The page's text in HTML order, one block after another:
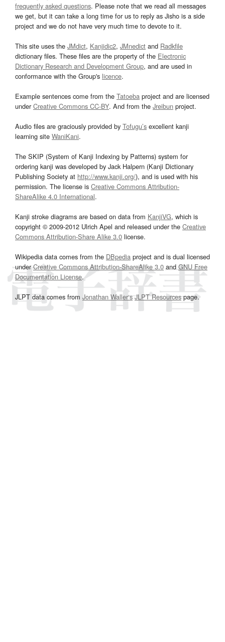
frequently asked questions. Please note that we read all messages
we get, but it can take a long time for us to reply as Jisho is a side
project and we do not have very much time to devote to it.
This site uses the JMdict, Kanjidic2, JMnedict and Radkfile
dictionary files. These files are the property of the Electronic
Dictionary Research and Development Group, and are used in
conformance with the Group's licence.
Example sentences come from the Tatoeba project and are licensed
underCreative Commons CC-BY. And from the Jreibun project.
Audio files are graciously provided by Tofugu’s excellent kanji
learning site WaniKani.
The SKIP (System of Kanji Indexing by Patterns) system for
ordering kanji was developed by Jack Halpern (Kanji Dictionary
Publishing Society at http://www.kanji.org/), and is used with his
permission. The license is Creative Commons Attribution-
ShareAlike 4.0 International.
Kanji stroke diagrams are based on data from KanjiVG, which is
copyright © 2009-2012 Ulrich Apel and released under the Creative
Commons Attribution-Share Alike 3.0 license.
Wikipedia data comes from the DBpedia project and is dual licensed
underCreative Commons Attribution-ShareAlike 3.0and GNU Free
Documentation License.
JLPT data comes from Jonathan Waller‘s JLPT Resourcespage.